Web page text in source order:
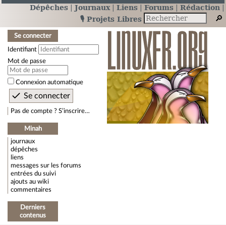
Dépêches Journaux Liens Forums
Rédaction
🎙️ Projets Libres
Se connecter
Identifiant
Mot de passe
Connexion automatique
Pas de compte ? S’inscrire…
Minah
journaux
dépêches
liens
messages sur les forums
entrées du suivi
ajouts au wiki
commentaires
Derniers
contenus